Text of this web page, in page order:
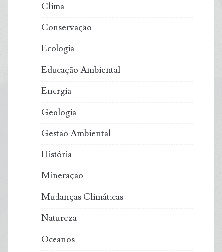
Clima
Conservação
Ecologia
Educação Ambiental
Energia
Geologia
Gestão Ambiental
História
Mineração
Mudanças Climáticas
Natureza
Oceanos